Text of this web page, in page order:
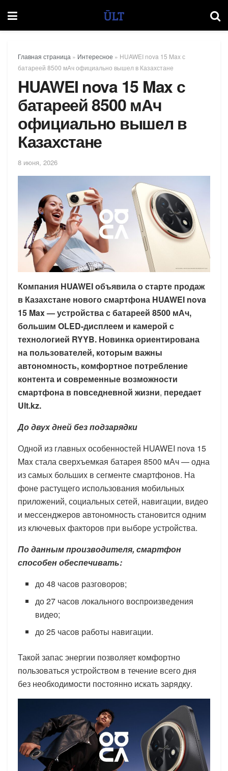
Главная страница » Интересное » HUAWEI nova 15 Max с
батареей 8500 мАч официально вышел в Казахстане
HUAWEI nova 15 Max с
батареей 8500 мАч
официально вышел в
Казахстане
8 июня, 2026
Компания HUAWEI объявила о старте продаж
в Казахстане нового смартфона HUAWEI nova
15 Max — устройства с батареей 8500 мАч,
большим OLED-дисплеем и камерой с
технологией RYYB. Новинка ориентирована
на пользователей, которым важны
автономность, комфортное потребление
контента и современные возможности
смартфона в повседневной жизни, передает
Ult.kz.
До двух дней без подзарядки
Одной из главных особенностей HUAWEI nova 15
Max стала сверхъемкая батарея 8500 мАч — одна
из самых больших в сегменте смартфонов. На
фоне растущего использования мобильных
приложений, социальных сетей, навигации, видео
и мессенджеров автономность становится одним
из ключевых факторов при выборе устройства.
По данным производителя, смартфон
способен обеспечивать:
до 48 часов разговоров;
до 27 часов локального воспроизведения
видео;
до 25 часов работы навигации.
Такой запас энергии позволяет комфортно
пользоваться устройством в течение всего дня
без необходимости постоянно искать зарядку.